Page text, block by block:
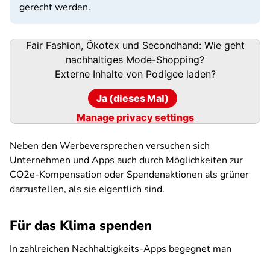
gerecht werden.
Podigee-
Fair Fashion, Ökotex und Secondhand: Wie geht
nachhaltiges Mode-Shopping?
Externe Inhalte von Podigeeladen?
Ja (dieses Mal)
Manage privacy settings
Neben den Werbeversprechen versuchen sich
Unternehmen und Apps auch durch Möglichkeiten zur
CO2e-Kompensation oder Spendenaktionen als grüner
darzustellen, als sie eigentlich sind.
Für das Klima spenden
In zahlreichen Nachhaltigkeits-Apps begegnet man